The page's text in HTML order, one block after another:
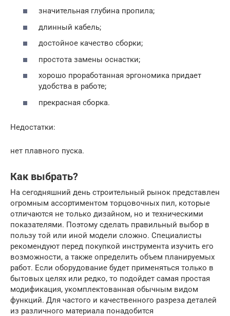
значительная глубина пропила;
длинный кабель;
достойное качество сборки;
простота замены оснастки;
хорошо проработанная эргономика придает
удобства в работе;
прекрасная сборка.
Недостатки:
нет плавного пуска.
Как выбрать?
На сегодняшний день строительный рынок представлен
огромным ассортиментом торцовочных пил, которые
отличаются не только дизайном, но и техническими
показателями. Поэтому сделать правильный выбор в
пользу той или иной модели сложно. Специалисты
рекомендуют перед покупкой инструмента изучить его
возможности, а также определить объем планируемых
работ. Если оборудование будет применяться только в
бытовых целях или редко, то подойдет самая простая
модификация, укомплектованная обычным видом
функций. Для частого и качественного разреза деталей
из различного материала понадобится